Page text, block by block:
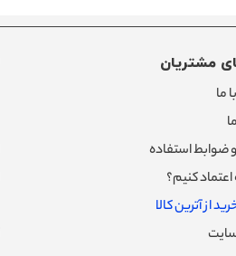
مشتریان
ما
ضوابط استفاده
کنیم؟
از آترین کالا